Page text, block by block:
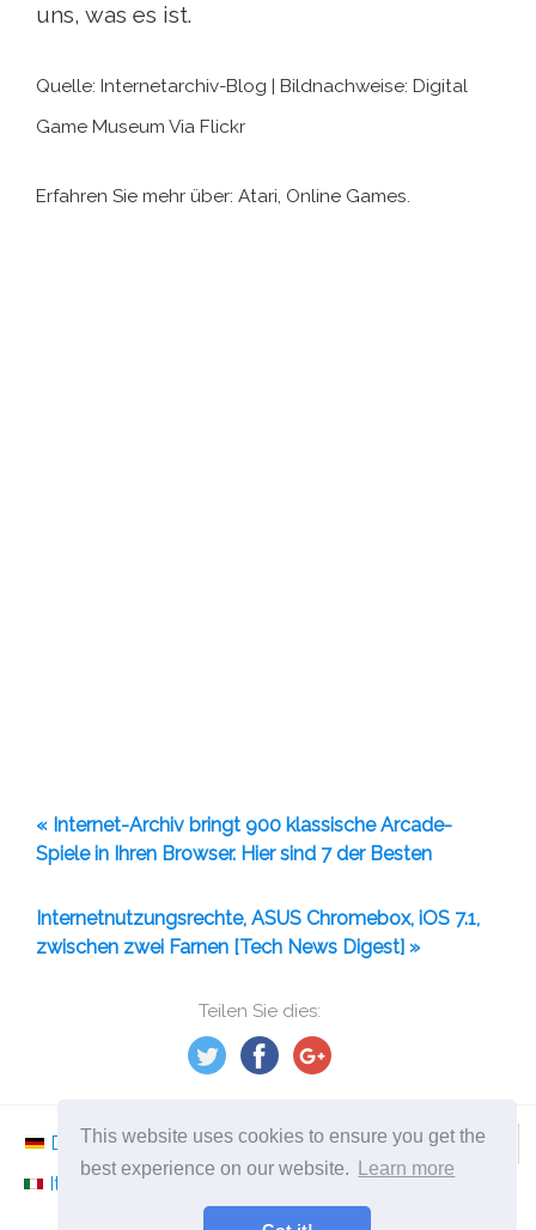
This website uses cookies to ensure you get the
best experience on our website.
Learn more
Teilen Sie dies:
uns, was es ist.
Quelle: Internetarchiv-Blog | Bildnachweise: Digital
Game Museum Via Flickr
Erfahren Sie mehr über: Atari, Online Games.
« Internet-Archiv bringt 900 klassische Arcade-
Spiele in Ihren Browser. Hier sind 7 der Besten
Internetnutzungsrechte, ASUS Chromebox, iOS 7.1,
zwischen zwei Farnen [Tech News Digest] »
Deutsch Nederlands Svenska
Norsk
Italiano
Español Românesc